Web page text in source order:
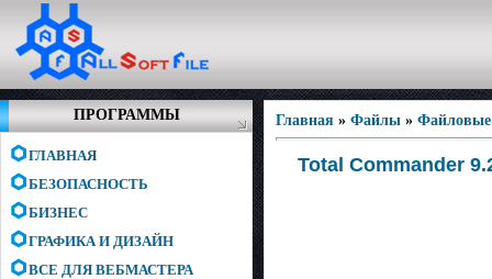
ПРОГРАММЫ
ГЛАВНАЯ
БЕЗОПАСНОСТЬ
БИЗНЕС
ГРАФИКА И ДИЗАЙН
ВСЕ ДЛЯ ВЕБМАСТЕРА
Главная » Файлы »
Total Commander